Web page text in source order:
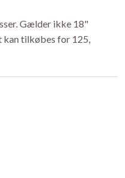
Gælder ikke 18"
tilkøbes for 125,